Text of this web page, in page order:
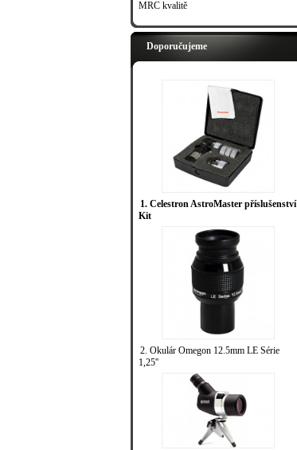
MRC kvalitě
Doporučujeme
1. Celestron AstroMaster příslušenství
Kit
2. Okulár Omegon 12.5mm LE Série
1,25''